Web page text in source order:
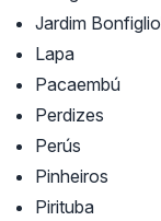
Jardim
Lapa
Pacaembú
Perdizes
Perús
Pinheiros
Pirituba